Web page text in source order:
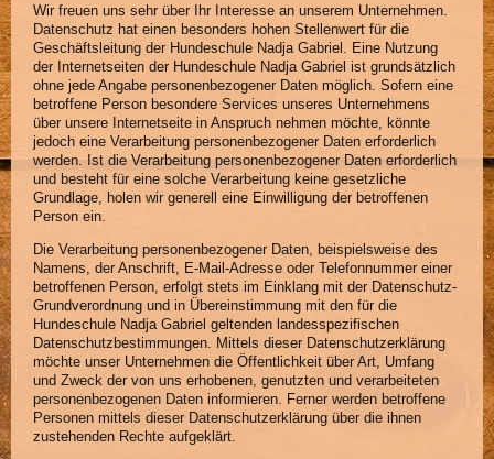
Wir freuen uns sehr über Ihr Interesse an unserem Unternehmen.
Datenschutz hat einen besonders hohen Stellenwert für die
Geschäftsleitung der Hundeschule Nadja Gabriel. Eine Nutzung
der Internetseiten der Hundeschule Nadja Gabriel ist grundsätzlich
ohne jede Angabe personenbezogener Daten möglich. Sofern eine
betroffene Person besondere Services unseres Unternehmens
über unsere Internetseite in Anspruch nehmen möchte, könnte
jedoch eine Verarbeitung personenbezogener Daten erforderlich
werden. Ist die Verarbeitung personenbezogener Daten erforderlich
und besteht für eine solche Verarbeitung keine gesetzliche
Grundlage, holen wir generell eine Einwilligung der betroffenen
Person ein.
Die Verarbeitung personenbezogener Daten, beispielsweise des
Namens, der Anschrift, E-Mail-Adresse oder Telefonnummer einer
betroffenen Person, erfolgt stets im Einklang mit der Datenschutz-
Grundverordnung und in Übereinstimmung mit den für die
Hundeschule Nadja Gabriel geltenden landesspezifischen
Datenschutzbestimmungen. Mittels dieser Datenschutzerklärung
möchte unser Unternehmen die Öffentlichkeit über Art, Umfang
und Zweck der von uns erhobenen, genutzten und verarbeiteten
personenbezogenen Daten informieren. Ferner werden betroffene
Personen mittels dieser Datenschutzerklärung über die ihnen
zustehenden Rechte aufgeklärt.